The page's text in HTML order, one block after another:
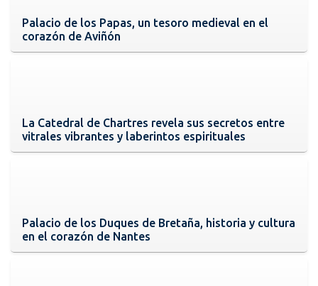
Palacio de los Papas, un tesoro medieval en el
corazón de Aviñón
La Catedral de Chartres revela sus secretos entre
vitrales vibrantes y laberintos espirituales
Palacio de los Duques de Bretaña, historia y cultura
en el corazón de Nantes